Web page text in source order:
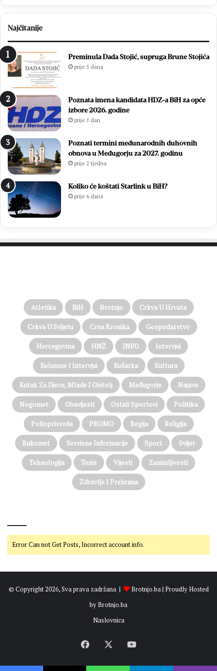
Najčitanije
Preminula Dada Stojić, supruga Brune Stojića
prije 5 dana
Poznata imena kandidata HDZ-a BiH za opće
izbore 2026. godine
prije 1 dan
Poznati termini međunarodnih duhovnih
obnova u Međugorju za 2027. godinu
prije 2 tjedna
Koliko će koštati Starlink u BiH?
prije 6 dana
Atletika BiH Brotnjo Crkva U Hrvata
Crkva U Svijetu Crna Kronika Gospodarstvo
Hercegovina HNŽ INFO Intervjui
Kolumne I Intervjui Košarka Kultura
Kutak Za Djecu, Mlade I Obitelj Međugorje Najave
Nogomet Obavijesti Ostali Sportovi Politika
Poljoprivreda PROMO Regija Religija
Rukomet Servisne Informacije Sport Svijet
Tehnologija Tenis Vijesti Zanimljivosti
Zdravlje I Prehrana
Error Can not Get Posts, Incorrect account info.
© Copyright 2026, Sva prava zadržana | Brotnjo.ba| Proudly Hosted
byBrotnjo.ba
Naslovnica
Facebook YouTube